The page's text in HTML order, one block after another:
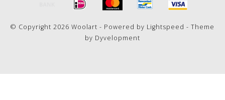
© Copyright 2026 Woolart - Powered by Lightspeed - Theme
by Dyvelopment